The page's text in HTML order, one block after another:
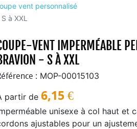
vent personnalisé
à XXL
VENT IMPERMÉABLE
- S À XXL
: MOP-00015103
partir de 6,15 €
unisexe à col haut et
ajustables pour un